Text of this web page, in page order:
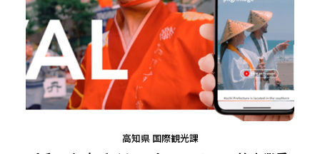
高知県 国際観光課